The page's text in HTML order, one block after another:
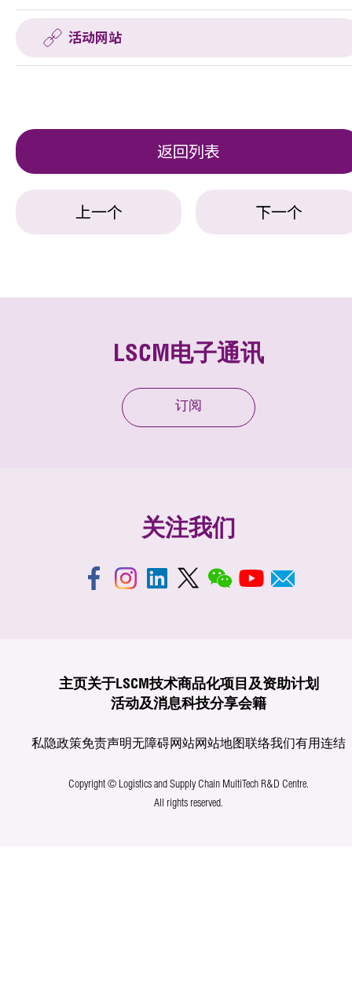
活动网站
返回列表
上一个 下一个
LSCM电子通讯
订阅
关注我们
主页关于LSCM技术商品化项目及资助计划
活动及消息科技分享会籍
私隐政策免责声明无障碍网站网站地图联络我们有用连结
Copyright © Logistics and Supply Chain MultiTech R&D Centre.
All rights reserved.